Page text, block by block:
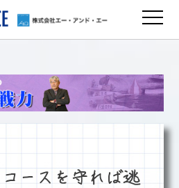
ースを守れば逃